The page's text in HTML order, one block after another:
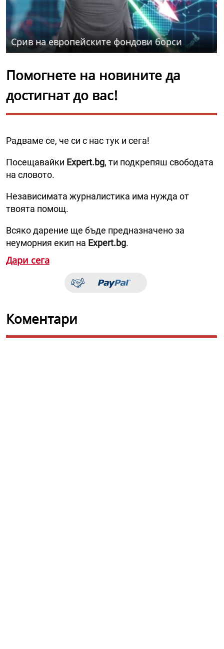
Срив на европейските фондови борси
Помогнете на новините да
достигнат до вас!
Радваме се, че си с нас тук и сега!
Посещавайки Expert.bg, ти подкрепяш свободата
на словото.
Независимата журналистика има нужда от
твоята помощ.
Всяко дарение ще бъде предназначено за
неуморния екип на Expert.bg.
Дари сега
Коментари